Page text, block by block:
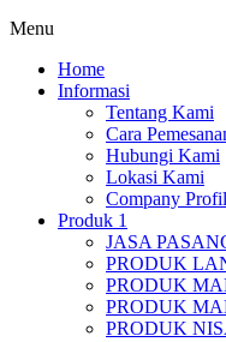
Menu
Home
Informasi
Tentang Kami
Cara
Hubungi Kami
Lokasi Kami
Company Profil
Produk 1
JASA
PRODUK
PRODUK
PRODUK
PRODUK